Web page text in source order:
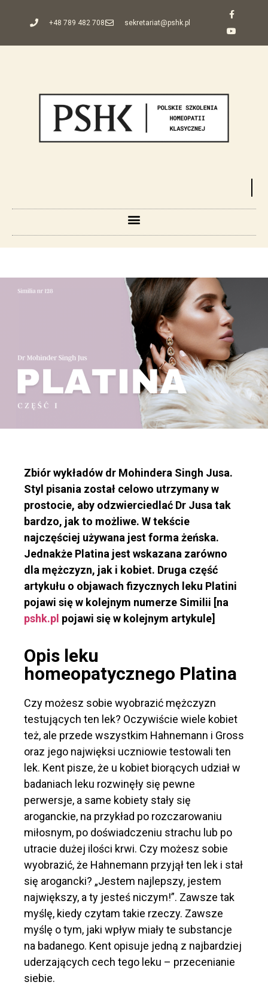
+48 789 482 708 sekretariat@pshk.pl
Zbiór wykładów dr Mohindera Singh Jusa.
Styl pisania został celowo utrzymany w
prostocie, aby odzwierciedlać Dr Jusa tak
bardzo, jak to możliwe. W tekście
najczęściej używana jest forma żeńska.
Jednakże Platina jest wskazana zarówno
dla mężczyzn, jak i kobiet. Druga część
artykułu o objawach fizycznych leku Platini
pojawi się w kolejnym numerze Similii [na
pshk.pl pojawi się w kolejnym artykule]
Opis leku
homeopatycznego Platina
Czy możesz sobie wyobrazić mężczyzn
testujących ten lek? Oczywiście wiele kobiet
też, ale przede wszystkim Hahnemann i Gross
oraz jego najwięksi uczniowie testowali ten
lek. Kent pisze, że u kobiet biorących udział w
badaniach leku rozwinęły się pewne
perwersje, a same kobiety stały się
aroganckie, na przykład po rozczarowaniu
miłosnym, po doświadczeniu strachu lub po
utracie dużej ilości krwi. Czy możesz sobie
wyobrazić, że Hahnemann przyjął ten lek i stał
się arogancki? „Jestem najlepszy, jestem
największy, a ty jesteś niczym!”. Zawsze tak
myślę, kiedy czytam takie rzeczy. Zawsze
myślę o tym, jaki wpływ miały te substancje
na badanego. Kent opisuje jedną z najbardziej
uderzających cech tego leku – przecenianie
siebie.